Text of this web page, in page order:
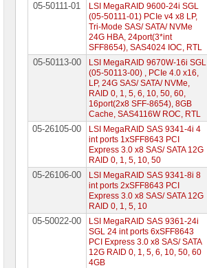
Серверные
платформы
Серверные
Серверные
процессоры
память
05-50111-01
LSI MegaRAID 9600-24i SGL
(05-50111-01) PCIe v4 x8 LP,
Tri-Mode SAS/ SATA/ NVMe
24G HBA, 24port(3*int
SFF8654), SAS4024 IOC, RTL
05-50113-00
LSI MegaRAID 9670W-16i SGL
(05-50113-00) , PCIe 4.0 x16,
LP, 24G SAS/ SATA/ NVMe,
RAID 0, 1, 5, 6, 10, 50, 60,
16port(2x8 SFF-8654), 8GB
Cache, SAS4116W ROC, RTL
05-26105-00
LSI MegaRAID SAS 9341-4i 4
int ports 1xSFF8643 PCI
Express 3.0 x8 SAS/ SATA 12G
RAID 0, 1, 5, 10, 50
05-26106-00
LSI MegaRAID SAS 9341-8i 8
int ports 2xSFF8643 PCI
Express 3.0 x8 SAS/ SATA 12G
RAID 0, 1, 5, 10
05-50022-00
LSI MegaRAID SAS 9361-24i
SGL 24 int ports 6xSFF8643
PCI Express 3.0 x8 SAS/ SATA
12G RAID 0, 1, 5, 6, 10, 50, 60
4GB